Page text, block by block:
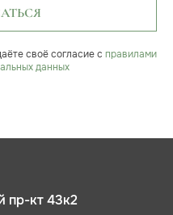
своё согласие с правилами
данных
пр-кт 43к2